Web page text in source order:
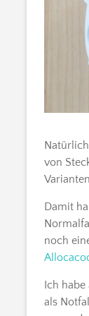
von
Damit
noch
Ich
als